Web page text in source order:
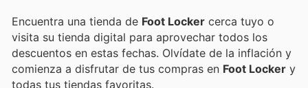
Encuentra una tienda de Foot Locker cerca tuyo o
visita su tienda digital para aprovechar todos los
descuentos en estas fechas. Olvídate de la inflación y
comienza a disfrutar de tus compras en Foot Locker y
todas tus tiendas favoritas.